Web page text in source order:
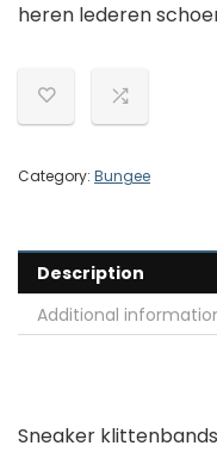
heren lederen
Category: Bungee
Description
Additional
Sneaker